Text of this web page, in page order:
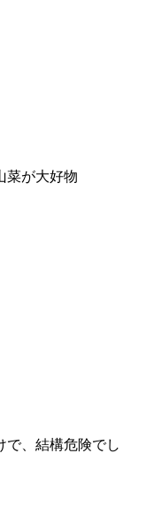
菜が大好物
で、結構危険でし